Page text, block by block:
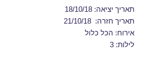
תאריך יציאה: 18/10/18
תאריך חזרה: 21/10/18
אירוח: הכל כלול
לילות: 3